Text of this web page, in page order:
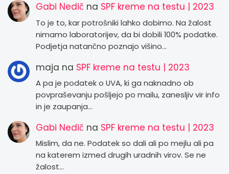
Gabi Nedič na SPF kreme na testu | 2023
To je to, kar potrošniki lahko dobimo. Na žalost
nimamo laboratorijev, da bi dobili 100% podatke.
Podjetja natančno poznajo višino…
maja na SPF kreme na testu | 2023
A pa je podatek o UVA, ki ga naknadno ob
povpraševanju pošljejo po mailu, zanesljiv vir info
in je zaupanja…
Gabi Nedič na SPF kreme na testu | 2023
Mislim, da ne. Podatek so dali ali po mejlu ali pa
na katerem izmed drugih uradnih virov. Se ne
žalost…